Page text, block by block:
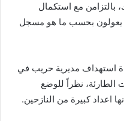
بالتزامن مع استكمال
يعولون بحسب ما هو مسجل
استهداف مديرية حريب في
الطارئة، نظراً للوضع
اعداد كبيرة من النازحين.